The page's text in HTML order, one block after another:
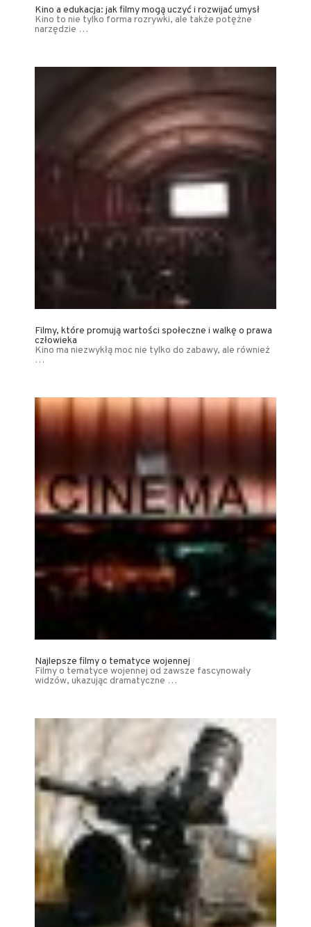
Kino a edukacja: jak filmy mogą uczyć i rozwijać umysł
Kino to nie tylko forma rozrywki, ale także potężne
narzędzie …
Filmy, które promują wartości społeczne i walkę o prawa
człowieka
Kino ma niezwykłą moc nie tylko do zabawy, ale również
…
Najlepsze filmy o tematyce wojennej
Filmy o tematyce wojennej od zawsze fascynowały
widzów, ukazując dramatyczne …